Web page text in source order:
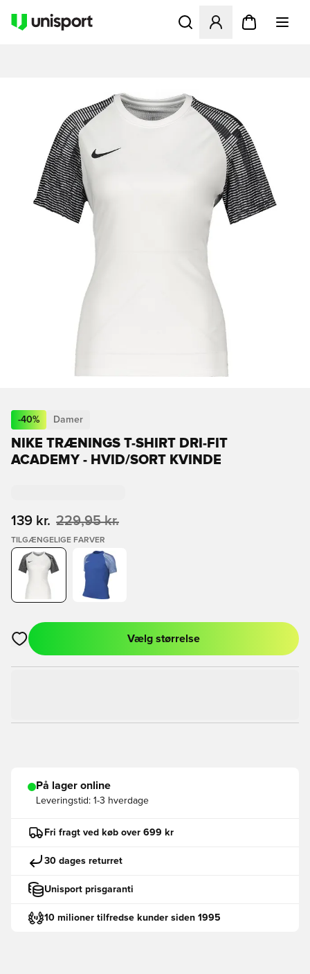
Åbner en Modal til at
-40% Damer
NIKE TRÆNINGS T-SHIRT DRI-FIT
ACADEMY - HVID/SORT KVINDE
139 kr. 229,95 kr.
TILGÆNGELIGE FARVER
Åbner en Modal til at logge ind eller tilmelde dig som medlem
Vælg størrelse
På lager online
Leveringstid: 1-3 hverdage
Fri fragt ved køb over 699 kr
30 dages returret
Unisport prisgaranti
10 milioner tilfredse kunder siden 1995